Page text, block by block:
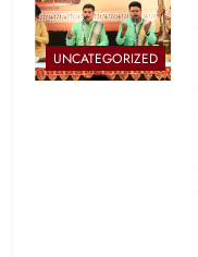
UNCATEGORIZED